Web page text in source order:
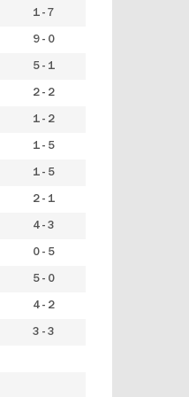
1 - 7
9 - 0
5 - 1
2 - 2
1 - 2
1 - 5
1 - 5
2 - 1
4 - 3
0 - 5
5 - 0
4 - 2
3 - 3